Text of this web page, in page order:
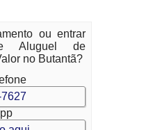
ou entrar
Aluguel de
no Butantã?